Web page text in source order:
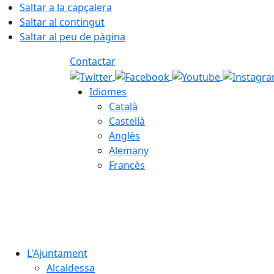
Saltar a la capçalera
Saltar al contingut
Saltar al peu de pàgina
Contactar
Idiomes
Català
Castellà
Anglès
Alemany
Francès
L'Ajuntament
Alcaldessa